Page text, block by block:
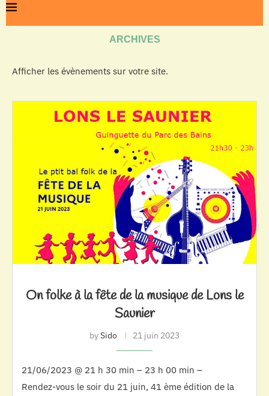
ARCHIVES
Afficher les évènements sur votre site.
On folke à la fête de la musique de Lons le
Saunier
bySido 21 juin 2023
21/06/2023 @ 21 h 30 min – 23 h 00 min –
Rendez-vous le soir du 21 juin, 41 ème édition de la